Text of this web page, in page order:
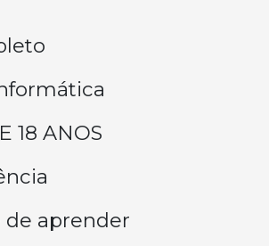
18 ANOS
de aprender